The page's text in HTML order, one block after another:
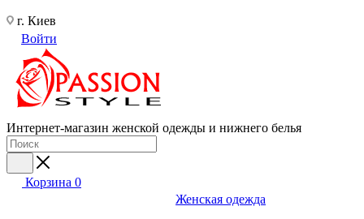
г. Киев
Войти
Интернет-магазин женской одежды и нижнего белья
Корзина 0
Женская одежда